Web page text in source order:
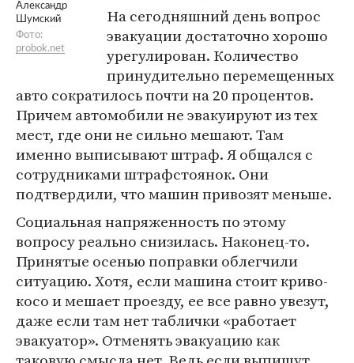
Александр
Шумский
Фото:
probok.net
На сегодняшний день вопрос
эвакуации достаточно хорошо
урегулирован. Количество
принудительно перемещенных
авто сократилось почти на 20 процентов.
Причем автомобили не эвакуируют из тех
мест, где они не сильно мешают. Там
именно выписывают штраф. Я общался с
сотрудниками штрафстоянок. Они
подтвердили, что машин привозят меньше.
Социальная напряженность по этому
вопросу реально снизилась. Наконец-то.
Принятые осенью поправки облегчили
ситуацию. Хотя, если машина стоит криво-
косо и мешает проезду, ее все равно увезут,
даже если там нет таблички «работает
эвакуатор». Отменять эвакуацию как